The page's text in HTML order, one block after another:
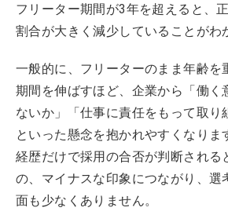
フリーター期間が3年を超えると、
割合が大きく減少していることがわ
一般的に、フリーターのまま年齢を
期間を伸ばすほど、企業から「働く
ないか」「仕事に責任をもって取り
といった懸念を抱かれやすくなりま
経歴だけで採用の合否が判断される
の、マイナスな印象につながり、選
面も少なくありません。